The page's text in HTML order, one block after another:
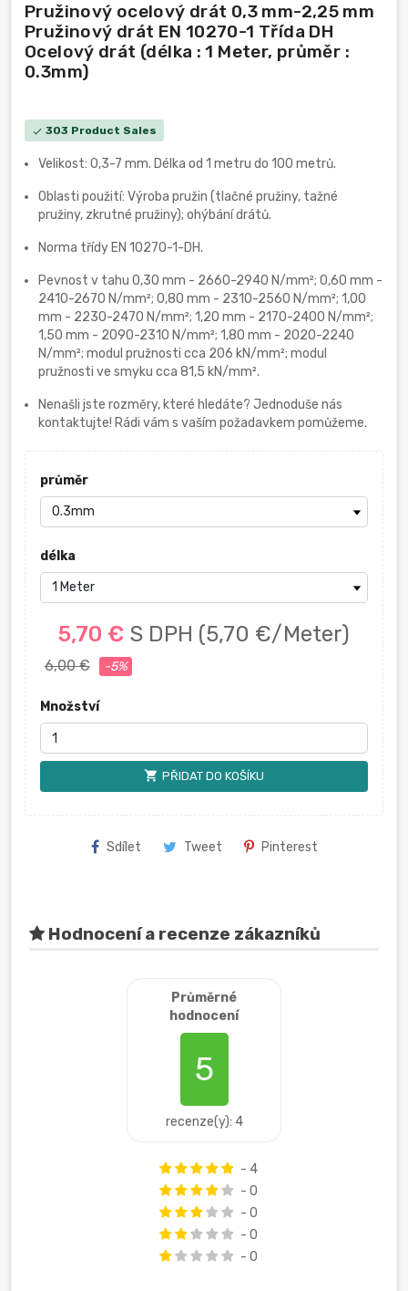
Pružinový ocelový drát 0,3 mm-2,25 mm
Pružinový drát EN 10270-1 Třída DH
Ocelový drát (délka : 1 Meter, průměr :
0.3mm)
check 303 Product Sales
Velikost: 0,3-7 mm. Délka od 1 metru do 100 metrů.
Oblasti použití: Výroba pružin (tlačné pružiny, tažné
pružiny, zkrutné pružiny); ohýbání drátů.
Norma třídy EN 10270-1-DH.
Pevnost v tahu 0,30 mm - 2660-2940 N/mm²; 0,60 mm -
2410-2670 N/mm²; 0,80 mm - 2310-2560 N/mm²; 1,00
mm - 2230-2470 N/mm²; 1,20 mm - 2170-2400 N/mm²;
1,50 mm - 2090-2310 N/mm²; 1,80 mm - 2020-2240
N/mm²; modul pružnosti cca 206 kN/mm²; modul
pružnosti ve smyku cca 81,5 kN/mm².
Nenašli jste rozměry, které hledáte? Jednoduše nás
kontaktujte! Rádi vám s vaším požadavkem pomůžeme.
průměr
délka
5,70 € S DPH (5,70 €/Meter)
6,00 € -5%
Množství
shopping_cart PŘIDAT DO KOŠÍKU
Sdílet Tweet Pinterest
Hodnocení a recenze zákazníků
Průměrné
hodnocení
5
recenze(y): 4
- 4
- 0
- 0
- 0
- 0